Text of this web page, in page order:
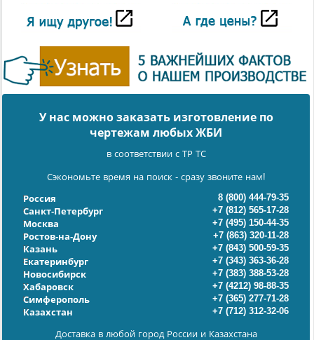
У нас можно заказать изготовление по
чертежам любых ЖБИ
в соответствии с ТР ТС
Сэкономьте время на поиск - сразу звоните нам!
Россия
8 (800) 444-79-35
Санкт-Петербург
+7 (812) 565-17-28
Москва
+7 (495) 150-44-35
Ростов-на-Дону
+7 (863) 320-11-28
Казань
+7 (843) 500-59-35
Екатеринбург
+7 (343) 363-36-28
Новосибирск
+7 (383) 388-53-28
Хабаровск
+7 (4212) 98-88-35
Симферополь
+7 (365) 277-71-28
Казахстан
+7 (712) 312-32-06
Доставка в любой город России и Казахстана